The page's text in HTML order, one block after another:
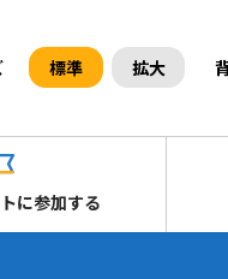
標準 拡大
に参加する